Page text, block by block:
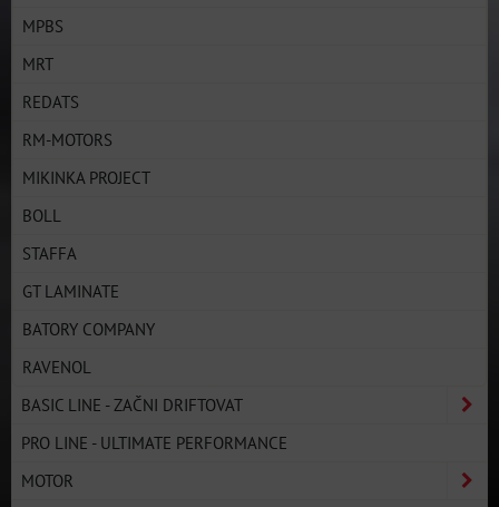
MPBS
MRT
REDATS
RM-MOTORS
MIKINKA PROJECT
BOLL
STAFFA
GT LAMINATE
BATORY COMPANY
RAVENOL
BASIC LINE - ZAČNI DRIFTOVAT
PRO LINE - ULTIMATE PERFORMANCE
MOTOR